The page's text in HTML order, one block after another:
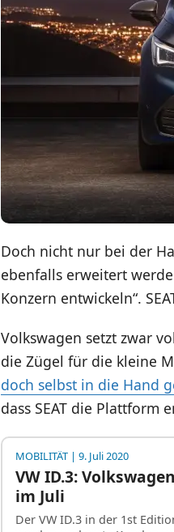
Doch nicht nur bei der
ebenfalls erweitert
Konzern entwickeln“.
Volkswagen setzt zwar
die Zügel für die kleine
doch selbst in die Hand
dass SEAT die Plattform
MOBILITÄT| 9. Juli 2020
VW ID.3:
im Juli
Der VW ID.3 in der 1st